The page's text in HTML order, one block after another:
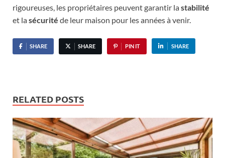
rigoureuses, les propriétaires peuvent garantir lastabilité
et lasécurité de leur maison pour les années à venir.
SHARE SHARE PIN IT SHARE
RELATED POSTS